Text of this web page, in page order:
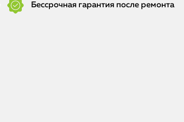
Бессрочная гарантия после ремонта